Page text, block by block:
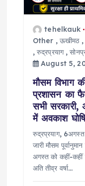
o
tehelkauk
Other , ऊखीमठ,
,रुद्रप्रयाग,
August 5,
मौसम विभाग
प्रशासन का
सभी सरकारी,
में अवकाश
रुद्रप्रयाग, 6अगस्त।
जारी मौसम
अगस्त को कहीं-
अति तीव्र वर्षा…